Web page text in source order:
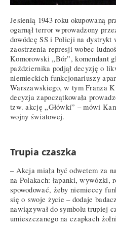
Jesienią 1943 roku okupowaną
ogarnął terror wprowadzony
dowódcę SS i Policji na dystrykt
zaostrzenia represji wobec
Komorowski „Bór”, komendant
października podjął decyzję o
niemieckich funkcjonariuszy
Warszawskiego, w tym Franza
decyzja zapoczątkowała
tzw. akcję „Główki” – mówi
wojny światowej.
Trupia czaszka
– Akcja miała być odwetem za
na Polakach: łapanki,
spowodować, żeby niemieccy
się o swoje życie – dodaje
nawiązywał do symbolu trupiej
umieszczanego na czapkach